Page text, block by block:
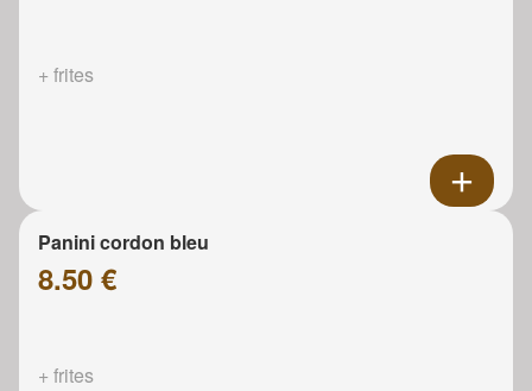
+ frites
Panini cordon bleu
8.50 €
+ frites